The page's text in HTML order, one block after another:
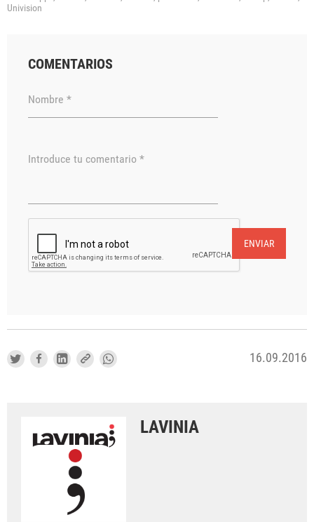
Univision
COMENTARIOS
Nombre *
Introduce tu comentario *
ENVIAR
16.09.2016
LAVINIA